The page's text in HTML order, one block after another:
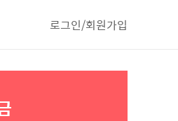
로그인/회원가입